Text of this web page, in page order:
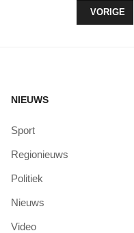
VORIG
VORIGE
NIEUWS
Sport
Regionieuws
Politiek
Nieuws
Video